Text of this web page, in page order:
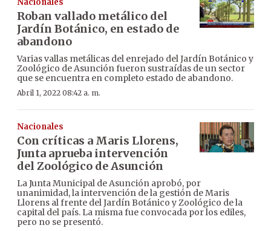
Roban vallado metálico del
Jardín Botánico, en estado de
abandono
Varias vallas metálicas del enrejado del Jardín Botánico y
Zoológico de Asunción fueron sustraídas de un sector
que se encuentra en completo estado de abandono.
Abril 1, 2022 08:42 a. m.
Nacionales
Con críticas a Maris Llorens,
Junta aprueba intervención
del Zoológico de Asunción
La Junta Municipal de Asunción aprobó, por
unanimidad, la intervención de la gestión de Maris
Llorens al frente del Jardín Botánico y Zoológico de la
capital del país. La misma fue convocada por los ediles,
pero no se presentó.